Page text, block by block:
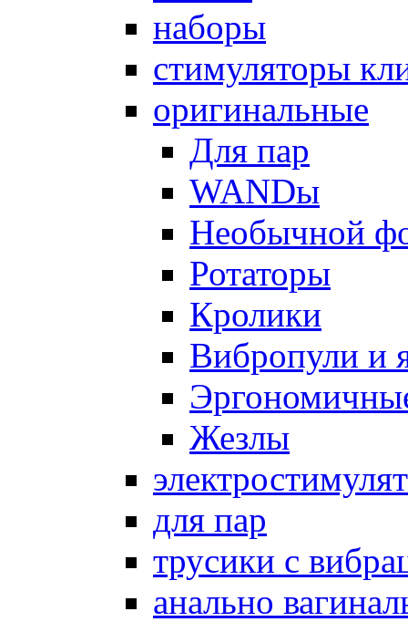
наборы
стимуляторы
оригинальные
Для пар
WANDы
Необычной
Ротаторы
Кролики
Вибропули и
Жезлы
для пар
трусики с
анально